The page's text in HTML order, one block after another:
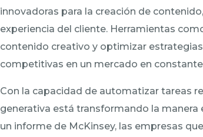
innovadoras para la creación de
experiencia del cliente. Herramientas
contenido creativo y optimizar
competitivas en un mercado en
Con la capacidad de automatizar tareas
generativa está transformando la manera
un informe de McKinsey, las empresas